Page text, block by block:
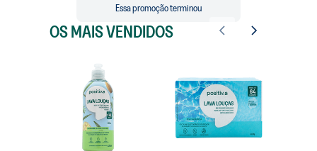
Essa promoção terminou
OS MAIS VENDIDOS